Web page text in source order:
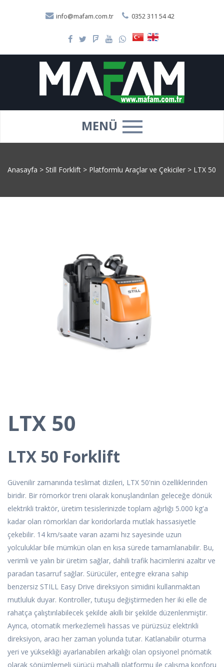
info@mafam.com.tr 0352 311 54 42
MENÜ
Anasayfa > Still Forklift > Platformlu Araçlar ve Çekiciler > LTX 50
LTX 50
LTX 50 Forklift
Güvenilir zamanında teslimat dizileri, LTX 50'nin özelliklerinden
biridir. Bir römorkör treni olarak konuşlandırılan geleceğe dönük
elektrikli traktör, üretim tesislerinizde toplam ağırlığı 5.000 kg'a
kadar olan römorkları dar koridorlarda mutlak hassasiyetle
çekebilir. 14 km/saate varan azami hız sayesinde uzun
yolculuklar bile mümkün olan en kısa sürede tamamlanabilir. Bu,
verimli ve yalın bir üretim sağlar, dahili trafik hacimlerini azaltır ve
paradan tasarruf sağlar. Sürücüler, entegre ekrana sahip
benzersiz STILL Easy Drive direksiyon simidini kullanmaktan
mutluluk duyar. Kontroller, tutuşu değiştirmeden her iki elle de
rahatça çalıştırılabilecek şekilde akıllı bir şekilde düzenlenmiştir.
Ayrıca, otomatik merkezlemeli hassas ve pürüzsüz elektrikli
direksiyon, aracı her zaman yolunda tutar. Katlanabilir oturma
yeri ve yüksekliği ayarlanabilen arkalığı olan opsiyonel pnömatik
olarak sönümlemeli sürücü mahalli platformu ile çalışma konforu